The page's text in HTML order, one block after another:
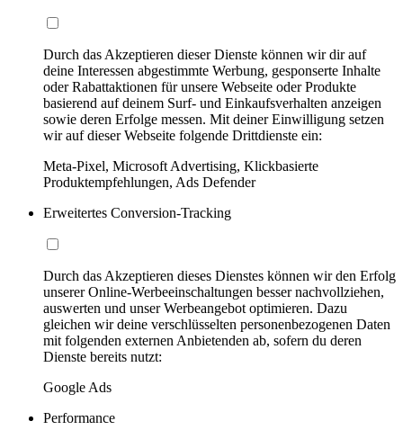
Durch das Akzeptieren dieser Dienste können wir dir auf
deine Interessen abgestimmte Werbung, gesponserte Inhalte
oder Rabattaktionen für unsere Webseite oder Produkte
basierend auf deinem Surf- und Einkaufsverhalten anzeigen
sowie deren Erfolge messen. Mit deiner Einwilligung setzen
wir auf dieser Webseite folgende Drittdienste ein:
Meta-Pixel, Microsoft Advertising, Klickbasierte
Produktempfehlungen, Ads Defender
Erweitertes Conversion-Tracking
Durch das Akzeptieren dieses Dienstes können wir den Erfolg
unserer Online-Werbeeinschaltungen besser nachvollziehen,
auswerten und unser Werbeangebot optimieren. Dazu
gleichen wir deine verschlüsselten personenbezogenen Daten
mit folgenden externen Anbietenden ab, sofern du deren
Dienste bereits nutzt:
Google Ads
Performance